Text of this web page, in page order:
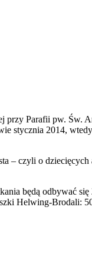
Parafii pw. Św.
stycznia 2014,
– czyli o
będą odbywać
Helwing-Brodali: